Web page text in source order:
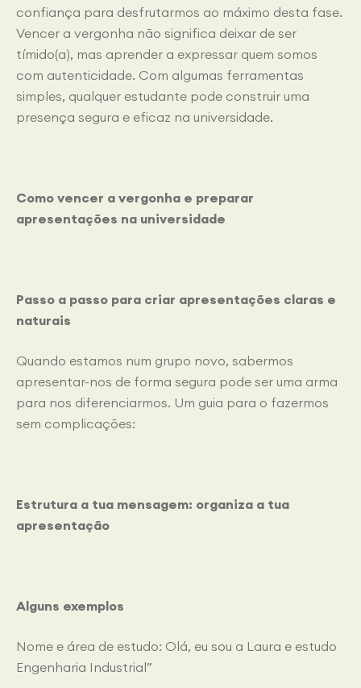
confiança para desfrutarmos ao máximo desta fase.
Vencer a vergonha não significa deixar de ser
tímido(a), mas aprender a expressar quem somos
com autenticidade. Com algumas ferramentas
simples, qualquer estudante pode construir uma
presença segura e eficaz na universidade.
Como vencer a vergonha e preparar
apresentações na universidade
Passo a passo para criar apresentações claras e
naturais
Quando estamos num grupo novo, sabermos
apresentar-nos de forma segura pode ser uma arma
para nos diferenciarmos. Um guia para o fazermos
sem complicações:
Estrutura a tua mensagem: organiza a tua
apresentação
Alguns exemplos
Nome e área de estudo: Olá, eu sou a Laura e estudo
Engenharia Industrial”